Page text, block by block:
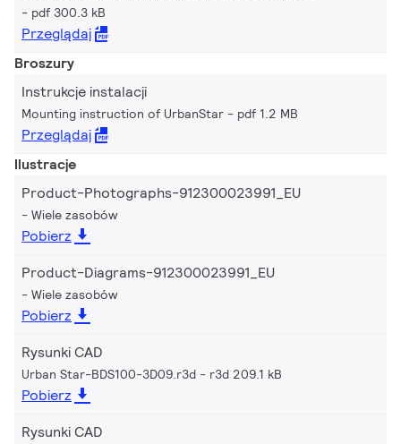
pdf 300.3 kB
Przeglądaj
Broszury
Instrukcje instalacji
Mounting instruction of UrbanStar pdf 1.2 MB
Przeglądaj
Ilustracje
Product-Photographs-912300023991_EU
Wiele zasobów
Pobierz
Product-Diagrams-912300023991_EU
Wiele zasobów
Pobierz
Rysunki CAD
Urban Star-BDS100-3D09.r3d r3d 209.1 kB
Pobierz
Rysunki CAD